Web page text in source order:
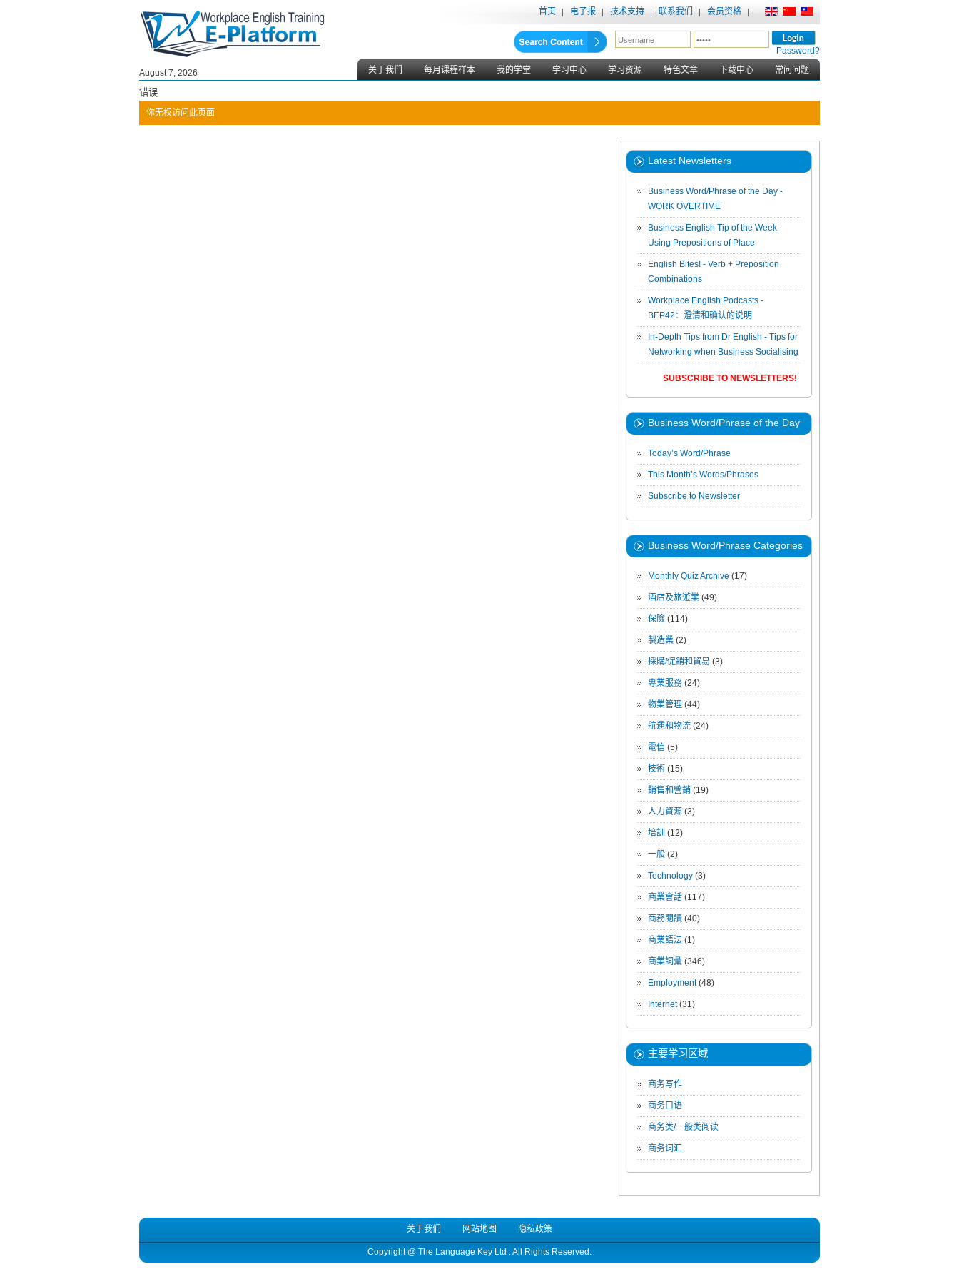
August 7, 2026
首页 电子报 技术支持 联系我们 会员资格
Password?
关于我们
每月课程样本 我的学堂 学习中心 学习资源 特色文章 下载中心 常问问题
错误
你无权访问此页面
Latest Newsletters
Business Word/Phrase of the Day -
WORK OVERTIME
Business English Tip of the Week -
Using Prepositions of Place
English Bites! - Verb + Preposition
Combinations
Workplace English Podcasts -
BEP42：澄清和确认的说明
In-Depth Tips from Dr English - Tips for
Networking when Business Socialising
SUBSCRIBE TO NEWSLETTERS!
Business Word/Phrase of the Day
Today’s Word/Phrase
This Month’s Words/Phrases
Subscribe to Newsletter
Business Word/Phrase Categories
Monthly Quiz Archive (17)
酒店及旅遊業 (49)
保險 (114)
製造業 (2)
採購/促銷和貿易 (3)
專業服務 (24)
物業管理 (44)
航運和物流 (24)
電信 (5)
技術 (15)
銷售和營銷 (19)
人力資源 (3)
培訓 (12)
一般 (2)
Technology (3)
商業會話 (117)
商務閱讀 (40)
商業語法 (1)
商業詞彙 (346)
Employment(48)
Internet(31)
主要学习区域
商务写作
商务口语
商务类/一般类阅读
商务词汇
关于我们 网站地图 隐私政策
Copyright @ The Language Key Ltd . All Rights Reserved.